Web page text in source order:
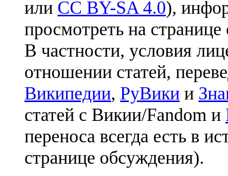
или CC BY-SA 4.0),
просмотреть на
В частности, условия
отношении статей,
Википедии, РуВики и
статей с Викии/Fandom и
переноса всегда есть в
странице обсуждения).